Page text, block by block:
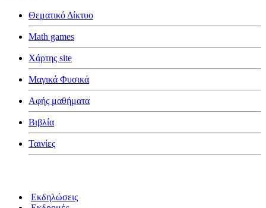
Θεματικό Δίκτυο
Math games
Χάρτης site
Μαγικά Φυσικά
Αφής μαθήματα
Βιβλία
Ταινίες
Εκδηλώσεις